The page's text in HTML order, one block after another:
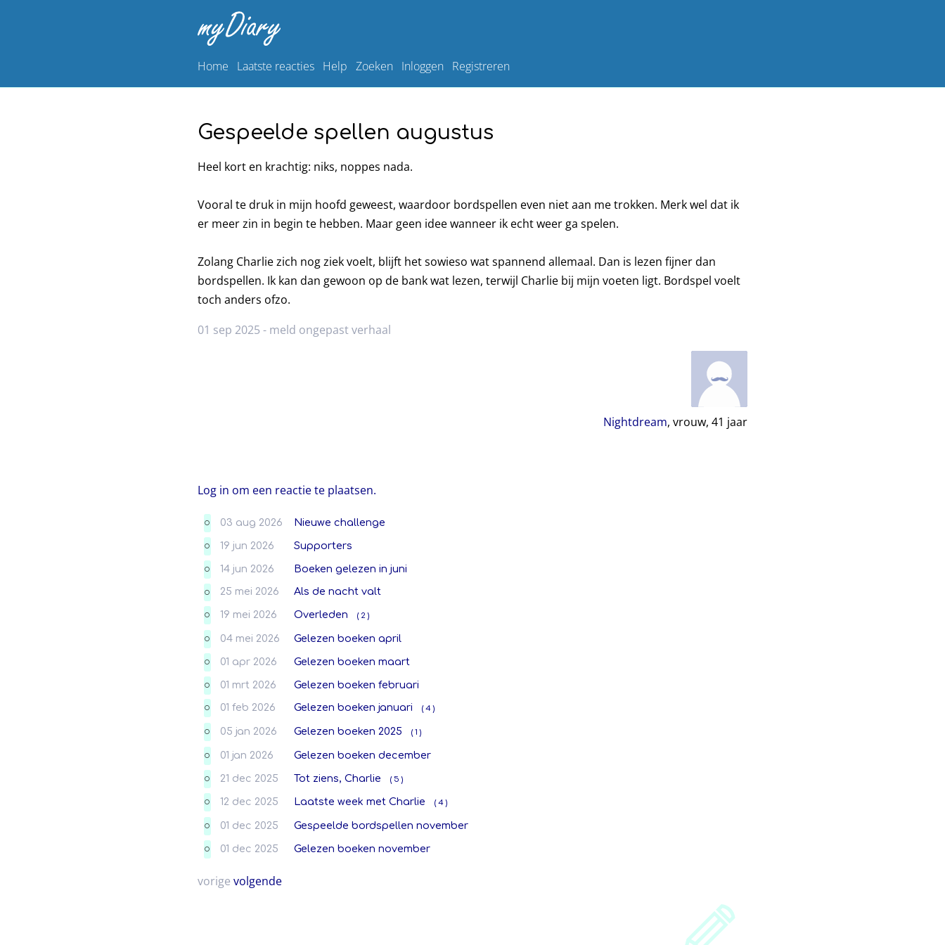
Home Laatste reacties Help Zoeken Inloggen Registreren
Gespeelde spellen augustus
Heel kort en krachtig: niks, noppes nada.
Vooral te druk in mijn hoofd geweest, waardoor bordspellen even niet aan me trokken. Merk wel dat ik
er meer zin in begin te hebben. Maar geen idee wanneer ik echt weer ga spelen.
Zolang Charlie zich nog ziek voelt, blijft het sowieso wat spannend allemaal. Dan is lezen fijner dan
bordspellen. Ik kan dan gewoon op de bank wat lezen, terwijl Charlie bij mijn voeten ligt. Bordspel voelt
toch anders ofzo.
01 sep 2025 - meld ongepast verhaal
Nightdream, vrouw, 41 jaar
Log in om een reactie te plaatsen.
O 03 aug 2026 Nieuwe challenge
O 19 jun 2026 Supporters
O 14 jun 2026 Boeken gelezen in juni
O 25 mei 2026 Als de nacht valt
O 19 mei 2026 Overleden ( 2 )
O 04 mei 2026 Gelezen boeken april
O 01 apr 2026 Gelezen boeken maart
O 01 mrt 2026 Gelezen boeken februari
O 01 feb 2026 Gelezen boeken januari ( 4 )
O 05 jan 2026 Gelezen boeken 2025 ( 1 )
O 01 jan 2026 Gelezen boeken december
O 21 dec 2025 Tot ziens, Charlie ( 5 )
O 12 dec 2025 Laatste week met Charlie ( 4 )
O 01 dec 2025 Gespeelde bordspellen november
O 01 dec 2025 Gelezen boeken november
vorige volgende